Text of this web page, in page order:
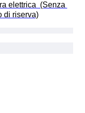
elettrica  (Senza
di riserva)